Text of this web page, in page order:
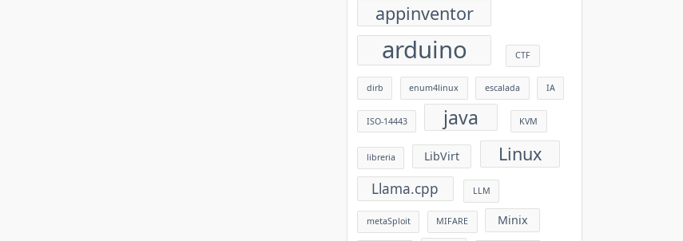
appinventor
arduino CTF
dirb enum4linux escalada IA
ISO-14443 java KVM
libreria LibVirt Linux
Llama.cpp LLM
metaSploit MIFARE Minix